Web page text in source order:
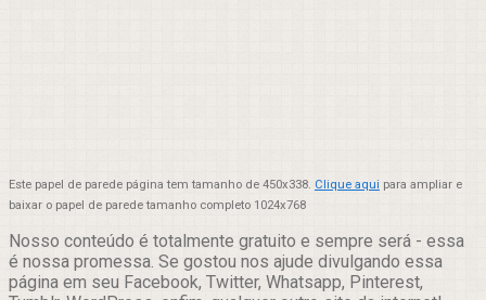
Este papel de parede página tem tamanho de 450x338. Clique aqui para ampliar e
baixar o papel de parede tamanho completo 1024x768
Nosso conteúdo é totalmente gratuito e sempre será - essa
é nossa promessa. Se gostou nos ajude divulgando essa
página em seu Facebook, Twitter, Whatsapp, Pinterest,